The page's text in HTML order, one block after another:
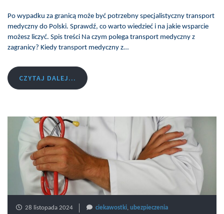
Po wypadku za granicą może być potrzebny specjalistyczny transport
medyczny do Polski. Sprawdź, co warto wiedzieć i na jakie wsparcie
możesz liczyć. Spis treści Na czym polega transport medyczny z
zagranicy? Kiedy transport medyczny z…
CZYTAJ DALEJ...
28 listopada 2024 ciekawostki ubezpieczenia